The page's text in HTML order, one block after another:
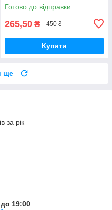
Готово до відправки
265,50 ₴ 450 ₴
Купити
ще
за рік
19:00